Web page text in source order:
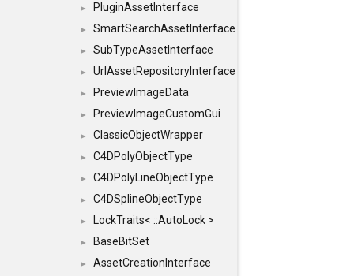
► PluginAssetInterface
► SmartSearchAssetInterface
► SubTypeAssetInterface
► UrlAssetRepositoryInterface
► PreviewImageData
► PreviewImageCustomGui
► ClassicObjectWrapper
► C4DPolyObjectType
► C4DPolyLineObjectType
► C4DSplineObjectType
► LockTraits< ::AutoLock >
► BaseBitSet
► AssetCreationInterface